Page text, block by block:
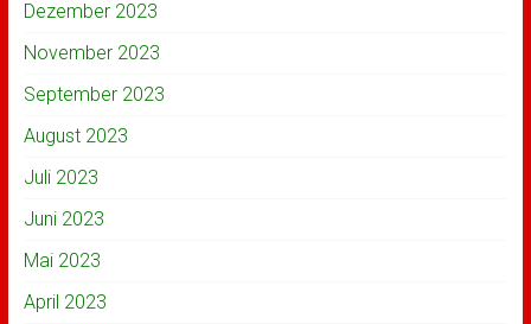
Dezember 2023
November 2023
September 2023
August 2023
Juli 2023
Juni 2023
Mai 2023
April 2023